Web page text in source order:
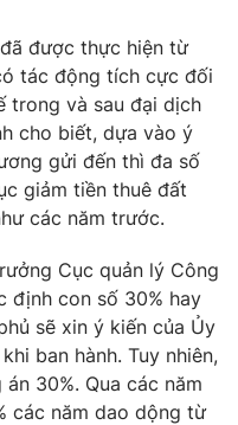
được thực hiện từ
tác động tích cực đối
trong và sau đại dịch
cho biết, dựa vào ý
gửi đến thì đa số
giảm tiền thuê đất
các năm trước.
Cục quản lý Công
định con số 30% hay
sẽ xin ý kiến của Ủy
ban hành. Tuy nhiên,
30%. Qua các năm
các năm dao dộng từ